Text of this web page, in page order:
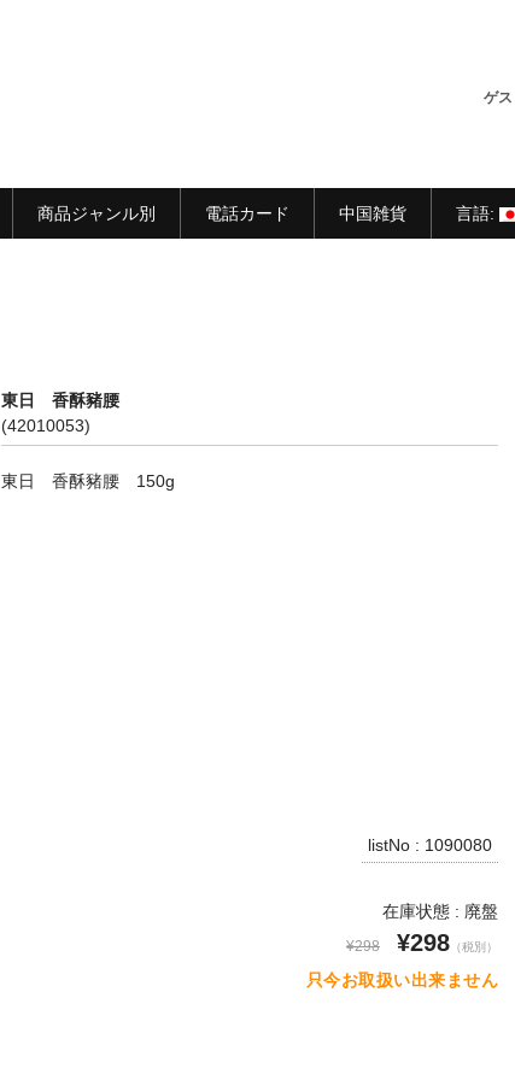
ゲス
商品ジャンル別 電話カード 中国雑貨 言語:
東日 香酥豬腰
(42010053)
東日 香酥豬腰 150g
listNo : 1090080
在庫状態 : 廃盤
¥298 ¥298 （税別）
只今お取扱い出来ません